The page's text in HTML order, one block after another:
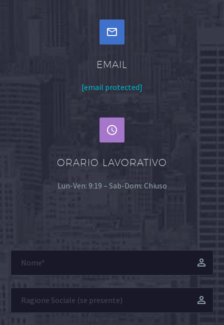


EMAIL
[email protected]


ORARIO LAVORATIVO
Lun-Ven: 9:19 – Sab-Dom: Chiuso